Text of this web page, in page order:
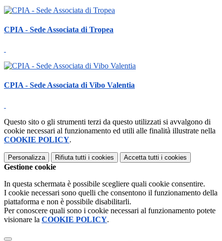
CPIA - Sede Associata di Tropea
CPIA - Sede Associata di Vibo Valentia
Questo sito o gli strumenti terzi da questo utilizzati si avvalgono di
cookie necessari al funzionamento ed utili alle finalità illustrate nella
COOKIE POLICY.
Personalizza Rifiuta tutti i cookies Accetta tutti i cookies
Gestione cookie
In questa schermata è possibile scegliere quali cookie consentire.
I cookie necessari sono quelli che consentono il funzionamento della
piattaforma e non è possibile disabilitarli.
Per conoscere quali sono i cookie necessari al funzionamento potete
visionare la COOKIE POLICY.